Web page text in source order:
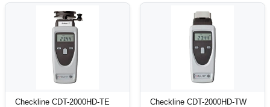
Checkline CDT-2000HD-TE
Checkline CDT-2000HD-TW